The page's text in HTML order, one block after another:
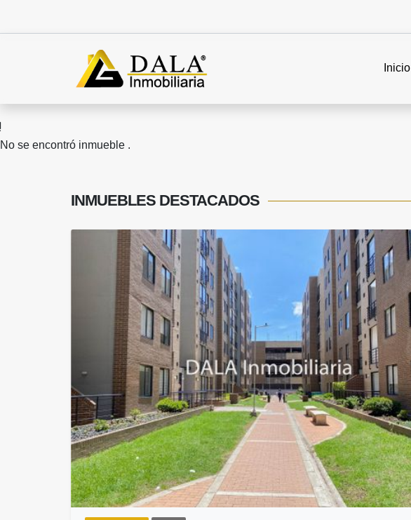
Inicio
No se encontró inmueble .
INMUEBLES DESTACADOS